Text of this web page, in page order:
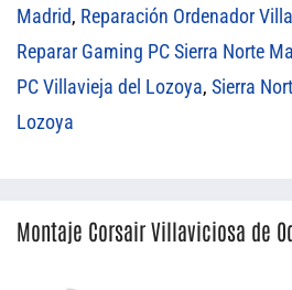
Madrid, Reparación Ordenador
Reparar Gaming PC Sierra Norte
PC Villavieja del Lozoya, Sierra
Lozoya
Montaje Corsair Villaviciosa de